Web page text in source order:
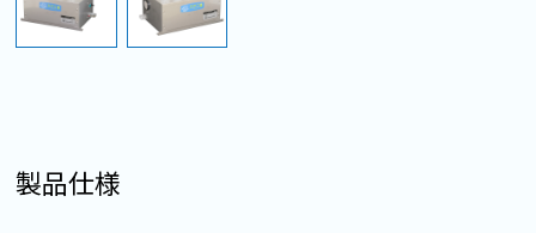
製品仕様